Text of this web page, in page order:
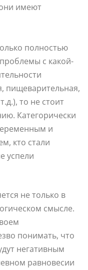
имеют
полностью
с какой-
пищеварительная,
то не стоит
Категорически
и
кто стали
успели
не только в
смысле.
понимать, что
негативным
равновесии